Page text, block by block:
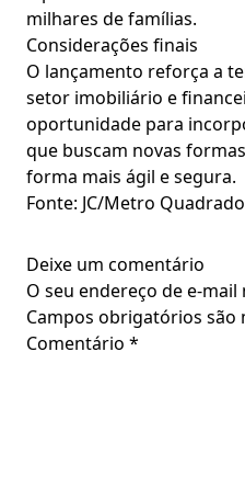
milhares de famílias.
Considerações finais
O lançamento reforça a
setor imobiliário e
oportunidade para
que buscam novas
forma mais ágil e segura.
Fonte: JC/Metro Quadrado
Deixe um comentário
O seu endereço de e-
Campos obrigatórios são
Comentário *